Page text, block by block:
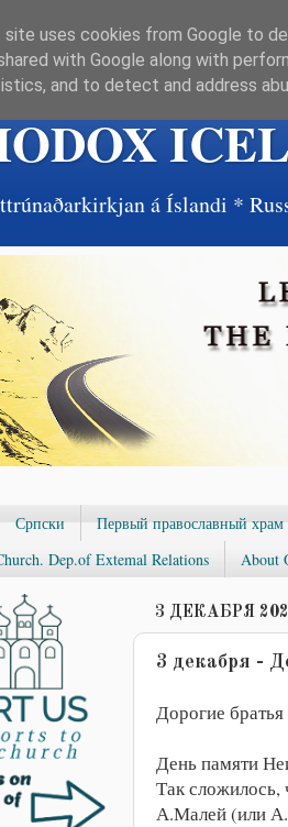
á Íslandi *
Српски Первый православный
Dep.of Extemal Relations
About
3 ДЕКАБРЯ
3 декабря -
Дорогие
День памяти
Так сложилось,
А.Малей (или
site uses cookies from Google to
with Google along with
and to detect and address